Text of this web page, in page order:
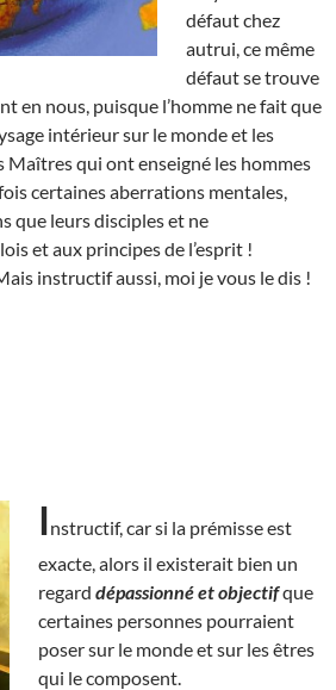
défaut chez
autrui, ce même
défaut se trouve
en nous, puisque l’homme ne fait que
intérieur sur le monde et les
Maîtres qui ont enseigné les hommes
certaines aberrations mentales,
que leurs disciples et ne
et aux principes de l’esprit !
instructif aussi, moi je vous le dis !
Instructif, car si la prémisse est
exacte, alors il existerait bien un
regard dépassionné et objectifque
certaines personnes pourraient
poser sur le monde et sur les êtres
qui le composent.